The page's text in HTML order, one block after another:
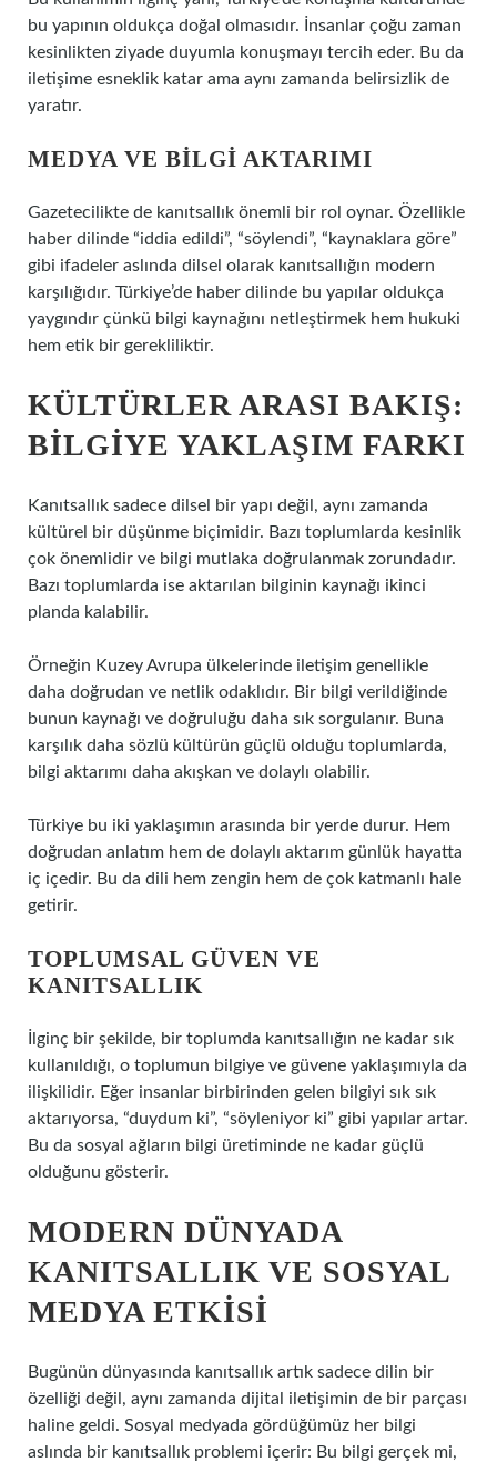
bu yapının oldukça doğal olmasıdır. İnsanlar çoğu zaman
kesinlikten ziyade duyumla konuşmayı tercih eder. Bu da
iletişime esneklik katar ama aynı zamanda belirsizlik de
yaratır.
MEDYA VE BILGI AKTARIMI
Gazetecilikte de kanıtsallık önemli bir rol oynar. Özellikle
haber dilinde “iddia edildi”, “söylendi”, “kaynaklara göre”
gibi ifadeler aslında dilsel olarak kanıtsallığın modern
karşılığıdır. Türkiye’de haber dilinde bu yapılar oldukça
yaygındır çünkü bilgi kaynağını netleştirmek hem hukuki
hem etik bir gerekliliktir.
KÜLTÜRLER ARASI BAKIŞ:
BILGIYE YAKLAŞIM FARKI
Kanıtsallık sadece dilsel bir yapı değil, aynı zamanda
kültürel bir düşünme biçimidir. Bazı toplumlarda kesinlik
çok önemlidir ve bilgi mutlaka doğrulanmak zorundadır.
Bazı toplumlarda ise aktarılan bilginin kaynağı ikinci
planda kalabilir.
Örneğin Kuzey Avrupa ülkelerinde iletişim genellikle
daha doğrudan ve netlik odaklıdır. Bir bilgi verildiğinde
bunun kaynağı ve doğruluğu daha sık sorgulanır. Buna
karşılık daha sözlü kültürün güçlü olduğu toplumlarda,
bilgi aktarımı daha akışkan ve dolaylı olabilir.
Türkiye bu iki yaklaşımın arasında bir yerde durur. Hem
doğrudan anlatım hem de dolaylı aktarım günlük hayatta
iç içedir. Bu da dili hem zengin hem de çok katmanlı hale
getirir.
TOPLUMSAL GÜVEN VE
KANITSALLIK
İlginç bir şekilde, bir toplumda kanıtsallığın ne kadar sık
kullanıldığı, o toplumun bilgiye ve güvene yaklaşımıyla da
ilişkilidir. Eğer insanlar birbirinden gelen bilgiyi sık sık
aktarıyorsa, “duydum ki”, “söyleniyor ki” gibi yapılar artar.
Bu da sosyal ağların bilgi üretiminde ne kadar güçlü
olduğunu gösterir.
MODERN DÜNYADA
KANITSALLIK VE SOSYAL
MEDYA ETKISI
Bugünün dünyasında kanıtsallık artık sadece dilin bir
özelliği değil, aynı zamanda dijital iletişimin de bir parçası
haline geldi. Sosyal medyada gördüğümüz her bilgi
aslında bir kanıtsallık problemi içerir: Bu bilgi gerçek mi,